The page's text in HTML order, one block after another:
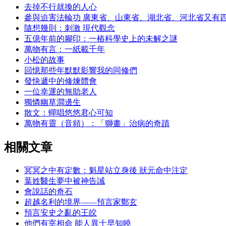
去掉不行就換的人心
參與迫害法輪功 廣東省、山東省、湖北省、河北省又有
隨想幾則：刺激 現代觀念
五億年前的腳印：一樁科學史上的未解之謎
萬物有言：一紙載千年
小松的故事
回憶那些年默默影響我的同修們
發快遞中的修煉體會
一位幸運的無助老人
獨憐幽草澗邊生
散文：蟬唱悠悠君心可知
萬物有靈（音頻）：「獅畫」治病的奇蹟
相關文章
冥冥之中有定數：魁星站立身後 狀元命中注定
葉姓醫生夢中被神告誡
會說話的奇石
超越名利的境界——預言家鄭玄
預言安史之亂的王皎
他們有宰相命 能人異士早知曉